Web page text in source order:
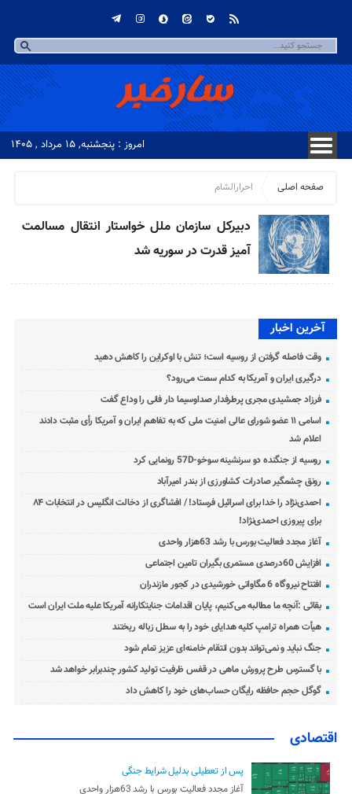
امروز : پنجشنبه, ۱۵ مرداد , ۱۴۰۵
صفحه اصلی احرارالشام
دبیرکل سازمان ملل خواستار انتقال مسالمت
آمیز قدرت در سوریه شد
آخرین اخبار
وقت فاصله گرفتن از روسیه است؛ تنش با اوکراین را کاهش دهید
درگیری ایران و آمریکا به کدام سمت می‌رود؟
فرزاد جمشیدی مجری پرطرفدار صداوسیما دار فانی را وداع گفت
اسامی ۱۱ عضو شورای عالی امنیت ملی که به تفاهم ایران و آمریکا رأی مثبت دادند
اعلام شد
روسیه از جنگنده دو سرنشینه سوخو-57D رونمایی کرد
رونق چشمگیر صادرات کشاورزی از بندر امیرآباد
احمدی‌نژاد را خدا برای اسرائیل فرستاد! / افشاگری از دخالت انگلیس در انتخابات ۸۴
برای پیروزی احمدی‌نژاد!
آغاز مجدد فعالیت بورس با رشد 63هزار واحدی
افزایش 60درصدی مستمری بگیران تامین اجتماعی
افتتاح نیروگاه 6 مگاواتی خورشیدی در کجور مازندران
بقائی :آنچه ما مطالبه می‌کنیم، پایان اقدامات جنایتکارانه آمریکا علیه ملت ایران است
هیأت همراه ترامپ کلیه هدایای خود را به سطل زباله ریختند
جنگ نباید و نمی‌تواند بدون انتقام خامنه‌ای عزیز تمام شود
با گسترس طرح پرورش ماهی در قفس ظرفیت تولید کشور چندبرابر خواهد شد
گوگل حجم حافظه رایگان حساب‌های خود را کاهش داد
اقتصادی
پس از تعطیلی بدلیل شرایط جنگی
آغاز مجدد فعالیت بورس با رشد 63هزار واحدی